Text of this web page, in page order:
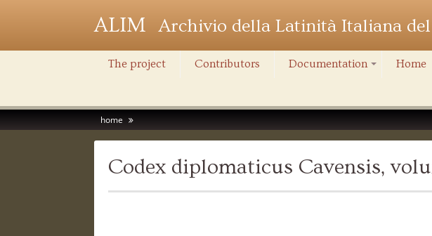
ALIM Archivio della Latinità Italiana
The project Contributors Documentation Home
home
Codex diplomaticus Cavensis,